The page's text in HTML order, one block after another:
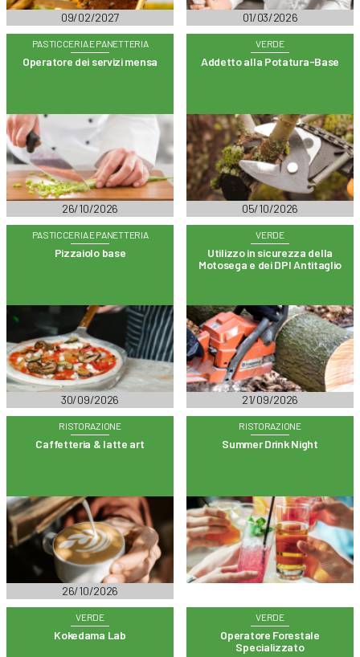
09/02/2027 01/03/2026
PASTICCERIA E PANETTERIA
Operatore dei servizi mensa
26/10/2026
VERDE
Addetto alla Potatura-Base
05/10/2026
PASTICCERIA E PANETTERIA
Pizzaiolo base
30/09/2026
VERDE
Utilizzo in sicurezza della
Motosega e dei DPI Antitaglio
21/09/2026
RISTORAZIONE
Caffetteria & latte art
26/10/2026
RISTORAZIONE
Summer Drink Night
VERDE
Kokedama Lab
VERDE
Operatore Forestale
Specializzato